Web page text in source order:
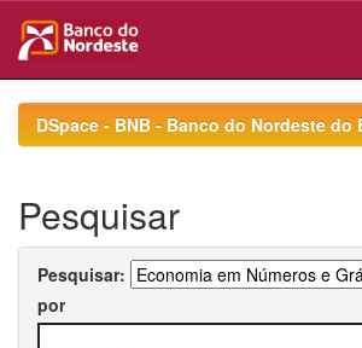
navigationDSpace - BNB - Banco do Nordeste do
Pesquisar
Pesquisar:
por